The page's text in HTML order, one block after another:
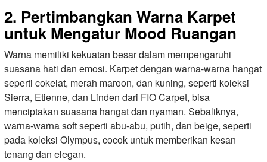
2. Pertimbangkan Warna Karpet
untuk Mengatur Mood Ruangan
Warna memiliki kekuatan besar dalam mempengaruhi
suasana hati dan emosi. Karpet dengan warna-warna hangat
seperti cokelat, merah maroon, dan kuning, seperti koleksi
Sierra, Etienne, dan Linden dari FIO Carpet, bisa
menciptakan suasana hangat dan nyaman. Sebaliknya,
warna-warna soft seperti abu-abu, putih, dan beige, seperti
pada koleksi Olympus, cocok untuk memberikan kesan
tenang dan elegan.